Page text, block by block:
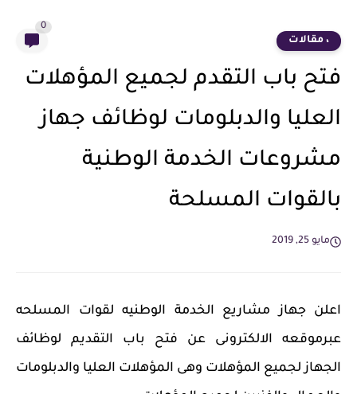
، مقالات
0
فتح باب التقدم لجميع المؤهلات
العليا والدبلومات لوظائف جهاز
مشروعات الخدمة الوطنية
بالقوات المسلحة
مايو 25, 2019
اعلن جهاز مشاريع الخدمة الوطنيه لقوات المسلحه
عبرموقعه الالكترونى عن فتح باب التقديم لوظائف
الجهاز لجميع المؤهلات وهى المؤهلات العليا والدبلومات